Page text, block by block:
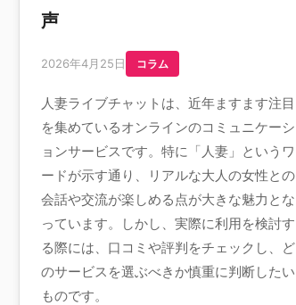
声
2026年4月25日 コラム
人妻ライブチャットは、近年ますます注目
を集めているオンラインのコミュニケーシ
ョンサービスです。特に「人妻」というワ
ードが示す通り、リアルな大人の女性との
会話や交流が楽しめる点が大きな魅力とな
っています。しかし、実際に利用を検討す
る際には、口コミや評判をチェックし、ど
のサービスを選ぶべきか慎重に判断したい
ものです。